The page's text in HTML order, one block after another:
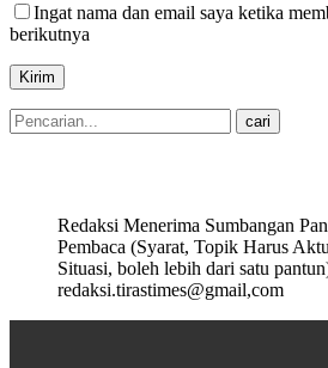
Ingat nama dan email saya ketika
berikutnya
Redaksi Menerima Sumbangan
Pembaca (Syarat, Topik Harus
Situasi, boleh lebih dari satu
redaksi.tirastimes@gmail,com